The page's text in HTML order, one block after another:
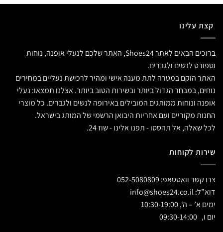
קצת עלינו
ברוכים הבאים לאתר Shoes24, האתר שלכם לנעלי אופנה, נוחות
וספורט לנשים ולגברים.
האתר הוקם במטרה לתת מענה אישי ומהיר לרכישת נעליים במחירים
נוחים, במבחר הגדול ביותר ובשירות הטוב ביותר. אצלנו תמצאו: נעלי
אופנה ונוחות ממותגים המובילים באירופה לנשים ולגברים. כל מוצרי
החנות מקוריים ועם אחריות היבואן הרשמי של המותג בישראל.
לכל שאלה, אל תהססו - תפנו אלינו - שוז 24.
שירות לקוחות
צרו קשר וואטסאפ: 052-5080809
דוא”ל:
ימים א’ – ה’, 10:30-19:00
יום ו, 09:30-14:00